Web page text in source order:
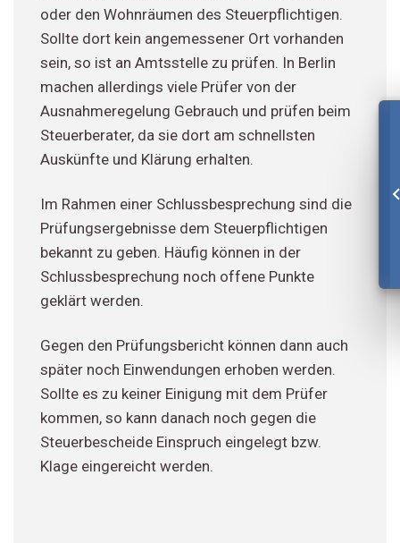
oder den Wohnräumen des Steuerpflichtigen.
Sollte dort kein angemessener Ort vorhanden
sein, so ist an Amtsstelle zu prüfen. In Berlin
machen allerdings viele Prüfer von der
Ausnahmeregelung Gebrauch und prüfen beim
Steuerberater, da sie dort am schnellsten
Auskünfte und Klärung erhalten.
Im Rahmen einer Schlussbesprechung sind die
Prüfungsergebnisse dem Steuerpflichtigen
bekannt zu geben. Häufig können in der
Schlussbesprechung noch offene Punkte
geklärt werden.
Gegen den Prüfungsbericht können dann auch
später noch Einwendungen erhoben werden.
Sollte es zu keiner Einigung mit dem Prüfer
kommen, so kann danach noch gegen die
Steuerbescheide Einspruch eingelegt bzw.
Klage eingereicht werden.